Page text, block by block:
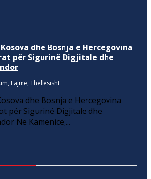
dhe Bosnja e Hercegovina
për Sigurinë Digjitale dhe
, Lajme, Thellesisht
dhe Bosnja e Hercegovina
për Sigurinë Digjitale dhe
Në Kamenicë,...